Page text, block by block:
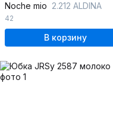
Noche mio 2.212 ALDINA
42
В корзину